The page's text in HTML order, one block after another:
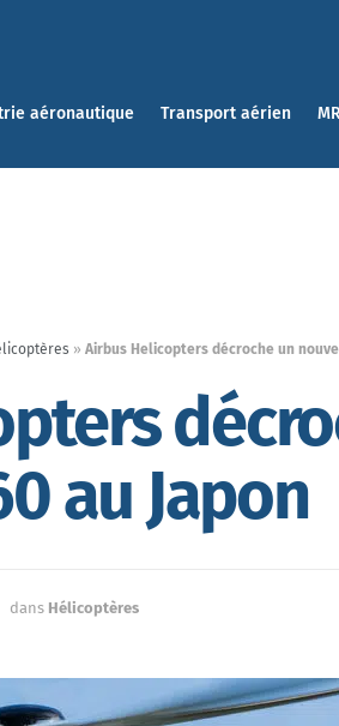
aéronautique Transport aérien
» Airbus Helicopters décroche un
au Japon
dans Hélicoptères